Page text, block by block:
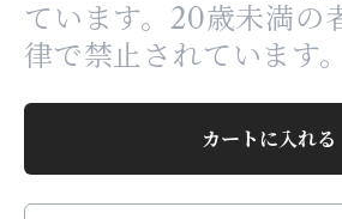
ています。20歳未満の
律で禁止されています。
カートに入れる